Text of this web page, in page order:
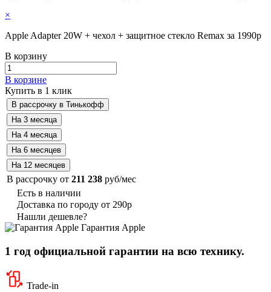
×
Apple Adapter 20W + чехол + защитное стекло Remax за 1990р
В корзину
В корзине
Купить в 1 клик
В рассрочку от 211 238 руб/мес
Есть в наличии
Доставка по городу от 290р
Нашли дешевле?
Гарантия Apple
1 год официальной гарантии на всю технику.
Trade-in